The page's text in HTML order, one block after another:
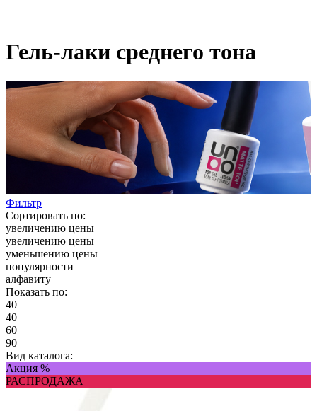
Гель-лаки среднего тона
Фильтр
Сортировать по:
увеличению цены
увеличению цены
уменьшению цены
популярности
алфавиту
Показать по:
40
40
60
90
Вид каталога:
Акция %
РАСПРОДАЖА